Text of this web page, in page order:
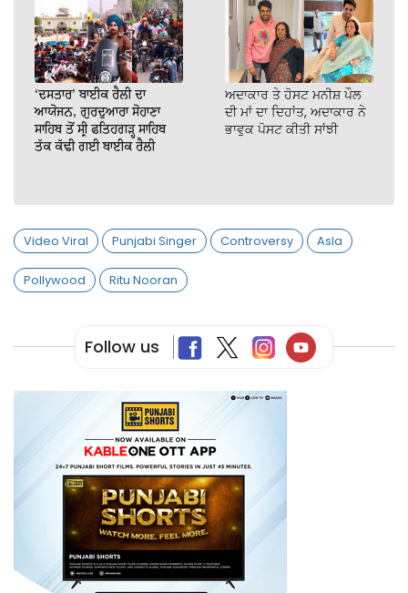
‘ਦਸਤਾਰ’ ਬਾਈਕ ਰੈਲੀ ਦਾ
ਆਯੋਜਨ, ਗੁਰਦੁਆਰਾ ਸੋਹਾਣਾ
ਸਾਹਿਬ ਤੋਂ ਸ੍ਰੀ ਫਤਿਹਗੜ੍ਹ ਸਾਹਿਬ
ਤੱਕ ਕੱਢੀ ਗਈ ਬਾਈਕ ਰੈਲੀ
ਅਦਾਕਾਰ ਤੇ ਹੋਸਟ ਮਨੀਸ਼ ਪੌਲ
ਦੀ ਮਾਂ ਦਾ ਦਿਹਾਂਤ, ਅਦਾਕਾਰ ਨੇ
ਭਾਵੁਕ ਪੋਸਟ ਕੀਤੀ ਸਾਂਝੀ
Video Viral Punjabi Singer Controversy Asla
Pollywood Ritu Nooran
Follow us